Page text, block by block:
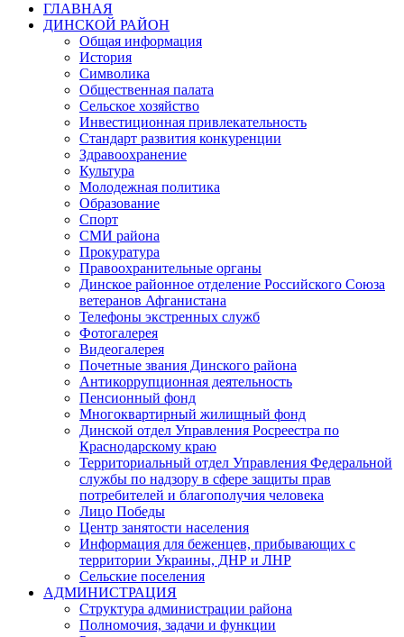
ГЛАВНАЯ
ДИНСКОЙ РАЙОН
Общая информация
История
Символика
Общественная палата
Сельское хозяйство
Инвестиционная привлекательность
Стандарт развития конкуренции
Здравоохранение
Культура
Молодежная политика
Образование
Спорт
СМИ района
Прокуратура
Правоохранительные органы
Динское районное отделение Российского Союза
ветеранов Афганистана
Телефоны экстренных служб
Фотогалерея
Видеогалерея
Почетные звания Динского района
Антикоррупционная деятельность
Пенсионный фонд
Многоквартирный жилищный фонд
Динской отдел Управления Росреестра по
Краснодарскому краю
Территориальный отдел Управления Федеральной
службы по надзору в сфере защиты прав
потребителей и благополучия человека
Лицо Победы
Центр занятости населения
Информация для беженцев, прибывающих с
территории Украины, ДНР и ЛНР
Сельские поселения
АДМИНИСТРАЦИЯ
Структура администрации района
Полномочия, задачи и функции